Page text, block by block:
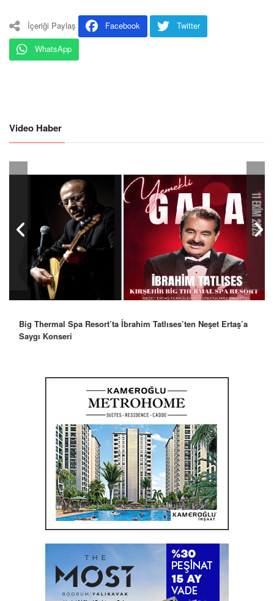
İçeriği Paylaş Facebook
Twitter
WhatsApp
Video Haber
Big Thermal Spa Resort’ta İbrahim Tatlıses’ten Neşet Ertaş’a
Saygı Konseri
Robbie Williams’tan İstanbul’a Mesaj: “Unutulmaz Bir Gece
Olacak”